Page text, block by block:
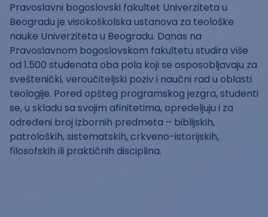
Pravoslavni bogoslovski fakultet Univerziteta u
Beogradu je visokoškolska ustanova za teološke
nauke Univerziteta u Beogradu. Danas na
Pravoslavnom bogoslovskom fakultetu studira više
od 1.500 studenata oba pola koji se osposobljavaju za
sveštenički, veroučiteljski poziv i naučni rad u oblasti
teologije. Pored opšteg programskog jezgra, studenti
se, u skladu sa svojim afinitetima, opredeljuju i za
određeni broj izbornih predmeta – biblijskih,
patroloških, sistematskih, crkveno-istorijskih,
filosofskih ili praktičnih disciplina.